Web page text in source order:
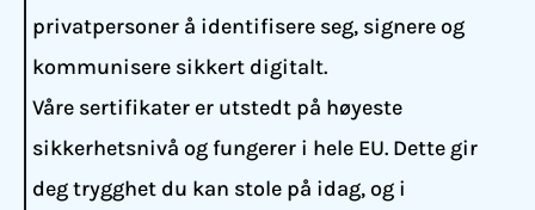
privatpersoner å identifisere seg, signere og
kommunisere sikkert digitalt.
Våre sertifikater er utstedt på høyeste
sikkerhetsnivå og fungerer i hele EU. Dette gir
deg trygghet du kan stole på idag, og i